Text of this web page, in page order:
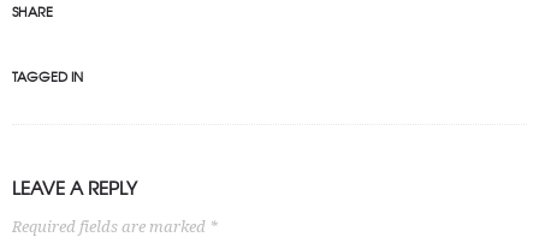
SHARE
TAGGED IN
LEAVE A REPLY
Required fields are marked *